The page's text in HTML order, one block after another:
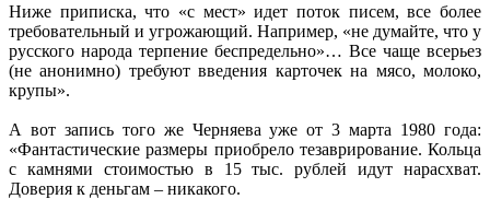
Ниже приписка, что «с мест» идет поток писем, все более
требовательный и угрожающий. Например, «не думайте, что у
русского народа терпение беспредельно»… Все чаще всерьез
(не анонимно) требуют введения карточек на мясо, молоко,
крупы».
А вот запись того же Черняева уже от 3 марта 1980 года:
«Фантастические размеры приобрело тезаврирование. Кольца
с камнями стоимостью в 15 тыс. рублей идут нарасхват.
Доверия к деньгам – никакого.